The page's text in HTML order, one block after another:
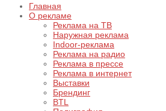
Главная
О рекламе
Реклама на ТВ
Наружная реклама
Indoor-реклама
Реклама на радио
Реклама в прессе
Реклама в интернет
Выставки
Брендинг
BTL